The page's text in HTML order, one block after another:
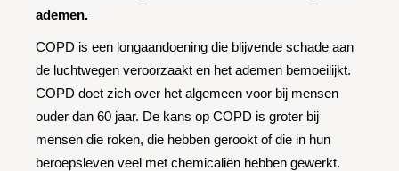
ademen.
COPD is een longaandoening die blijvende schade aan
de luchtwegen veroorzaakt en het ademen bemoeilijkt.
COPD doet zich over het algemeen voor bij mensen
ouder dan 60 jaar. De kans op COPD is groter bij
mensen die roken, die hebben gerookt of die in hun
beroepsleven veel met chemicaliën hebben gewerkt.